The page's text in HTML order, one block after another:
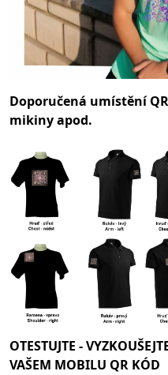
Doporučená umístění
mikiny apod.
OTESTUJTE -
VAŠEM MOBILU QR KÓD